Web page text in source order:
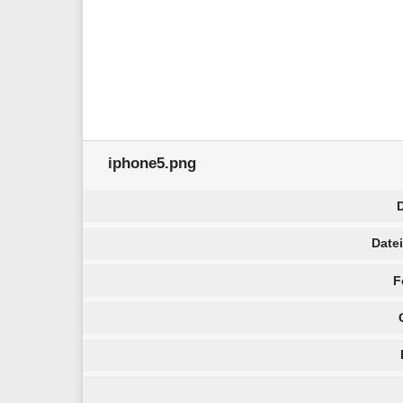
iphone5.png